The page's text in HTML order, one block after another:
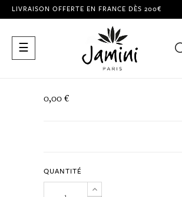
LIVRAISON OFFERTE EN FRANCE DÈS 200€
Basculer
la
☰
0,00 €
QUANTITÉ